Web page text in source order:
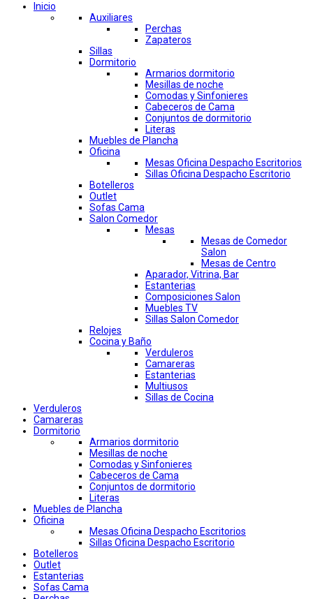
Inicio
Auxiliares
Perchas
Zapateros
Sillas
Dormitorio
Armarios dormitorio
Mesillas de noche
Comodas y Sinfonieres
Cabeceros de Cama
Conjuntos de dormitorio
Literas
Muebles de Plancha
Oficina
Mesas Oficina Despacho Escritorios
Sillas Oficina Despacho Escritorio
Botelleros
Outlet
Sofas Cama
Salon Comedor
Mesas
Mesas de Comedor
Salon
Mesas de Centro
Aparador, Vitrina, Bar
Estanterias
Composiciones Salon
Muebles TV
Sillas Salon Comedor
Relojes
Cocina y Baño
Verduleros
Camareras
Estanterias
Multiusos
Sillas de Cocina
Verduleros
Camareras
Dormitorio
Armarios dormitorio
Mesillas de noche
Comodas y Sinfonieres
Cabeceros de Cama
Conjuntos de dormitorio
Literas
Muebles de Plancha
Oficina
Mesas Oficina Despacho Escritorios
Sillas Oficina Despacho Escritorio
Botelleros
Outlet
Estanterias
Sofas Cama